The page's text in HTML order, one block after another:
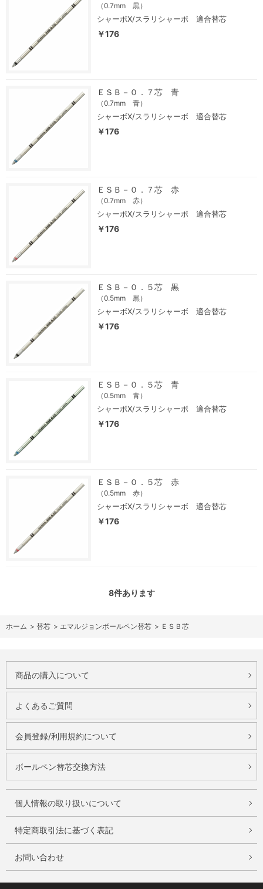
（0.7mm 黒）
シャーボX/スラリシャーボ 適合替芯
￥176
ＥＳＢ－０．７芯 青
（0.7mm 青）
シャーボX/スラリシャーボ 適合替芯
￥176
ＥＳＢ－０．７芯 赤
（0.7mm 赤）
シャーボX/スラリシャーボ 適合替芯
￥176
ＥＳＢ－０．５芯 黒
（0.5mm 黒）
シャーボX/スラリシャーボ 適合替芯
￥176
ＥＳＢ－０．５芯 青
（0.5mm 青）
シャーボX/スラリシャーボ 適合替芯
￥176
ＥＳＢ－０．５芯 赤
（0.5mm 赤）
シャーボX/スラリシャーボ 適合替芯
￥176
8件あります
ホーム > 替芯 > エマルジョンボールペン替芯 > ＥＳＢ芯
商品の購入について
よくあるご質問
会員登録/利用規約について
ボールペン替芯交換方法
個人情報の取り扱いについて
特定商取引法に基づく表記
お問い合わせ